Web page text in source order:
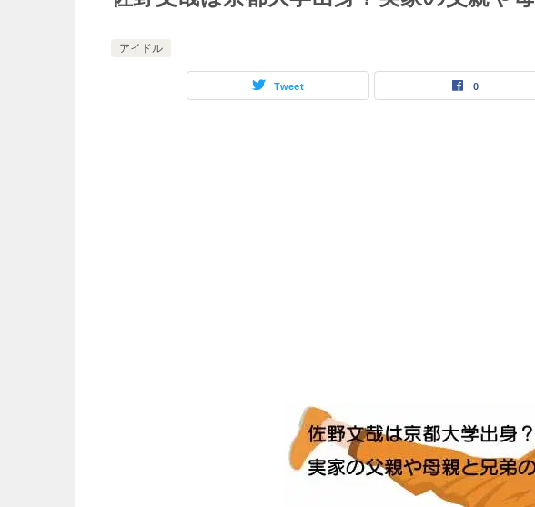
アイドル
Tweet 0